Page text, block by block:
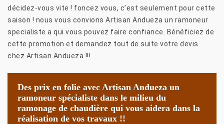
décidez-vous vite ! foncez vous, c’est seulement pour cette
saison ! nous vous convions Artisan Andueza un ramoneur
specialiste a qui vous pouvez faire confiance. Bénéficiez de
cette promotion et demandez tout de suite votre devis
chez Artisan Andueza !!!
Des prix en folie avec Artisan Andueza un
ramoneur spécialiste dans le milieu du
ramonage de chaudière qui vous aidera dans la
réalisation de vos travaux !!